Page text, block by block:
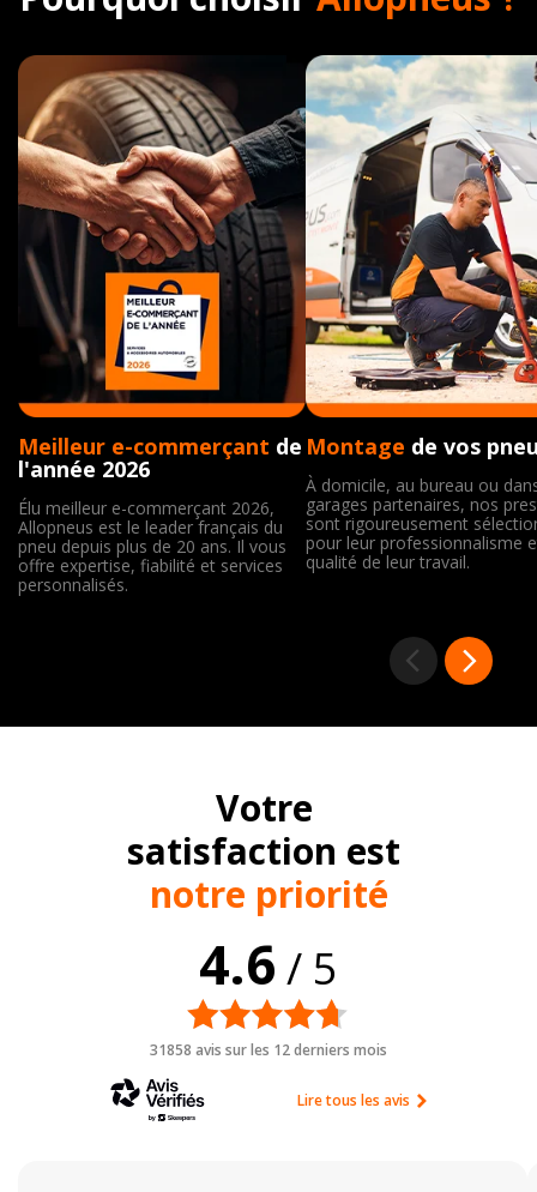
Meilleur e-commerçant de
l'année 2026
Élu meilleur e-commerçant 2026,
Allopneus est le leader français du
pneu depuis plus de 20 ans. Il vous
offre expertise, fiabilité et services
personnalisés.
Montage de vos
À domicile, au bureau ou
garages partenaires, nos
sont rigoureusement
pour leur professionnalisme
qualité de leur travail.
Votre
satisfaction est
notre priorité
4.6 / 5
31858 avis sur les 12 derniers mois
Lire tous les avis